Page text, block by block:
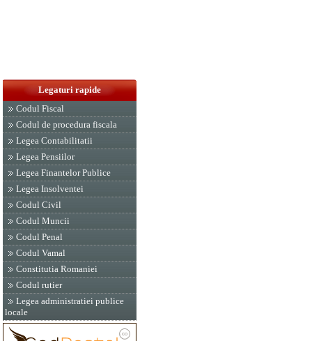
Legaturi rapide
Codul Fiscal
Codul de procedura fiscala
Legea Contabilitatii
Legea Pensiilor
Legea Finantelor Publice
Legea Insolventei
Codul Civil
Codul Muncii
Codul Penal
Codul Vamal
Constitutia Romaniei
Codul rutier
Legea administratiei publice
locale